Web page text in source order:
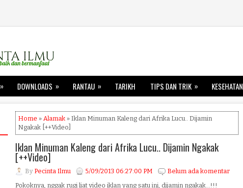
» DOWNLOADS » RANTAU » TARIKH TIPS DAN TRIK » KESEHATAN
Home » Alamak » Iklan Minuman Kaleng dari Afrika Lucu.. Dijamin
Ngakak [++Video]
Iklan Minuman Kaleng dari Afrika Lucu.. Dijamin Ngakak
[++Video]
By Pecinta Ilmu 5/09/2013 06:27:00 PM
Belum ada komentar
Pokoknya, nggak rugi liat video iklan yang satu ini, dijamin ngakak...!!!